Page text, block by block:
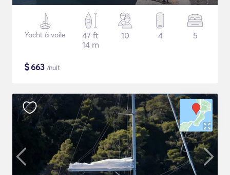
Yacht à voile
47 ft
14 m
10 4 5
$663 /nuit